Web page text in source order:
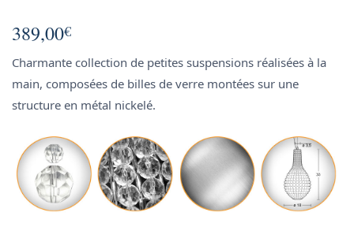
389,00€
Charmante collection de petites suspensions réalisées à la
main, composées de billes de verre montées sur une
structure en métal nickelé.